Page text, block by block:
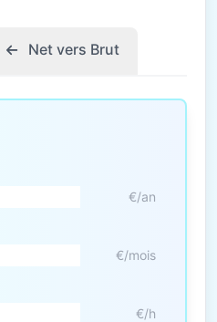
Net vers Brut
€/an
€/mois
€/h